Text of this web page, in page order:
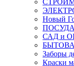
Новый
САД и
Заборы
Краски